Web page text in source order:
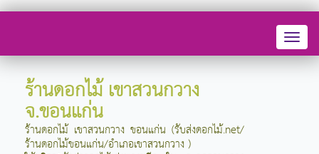
ร้านดอกไม้ เขาสวนกวาง
จ.ขอนแก่น
ร้านดอกไม้ เขาสวนกวาง ขอนแก่น (รับส่งดอกไม้.net/
ร้านดอกไม้ขอนแก่น/อำเภอเขาสวนกวาง )